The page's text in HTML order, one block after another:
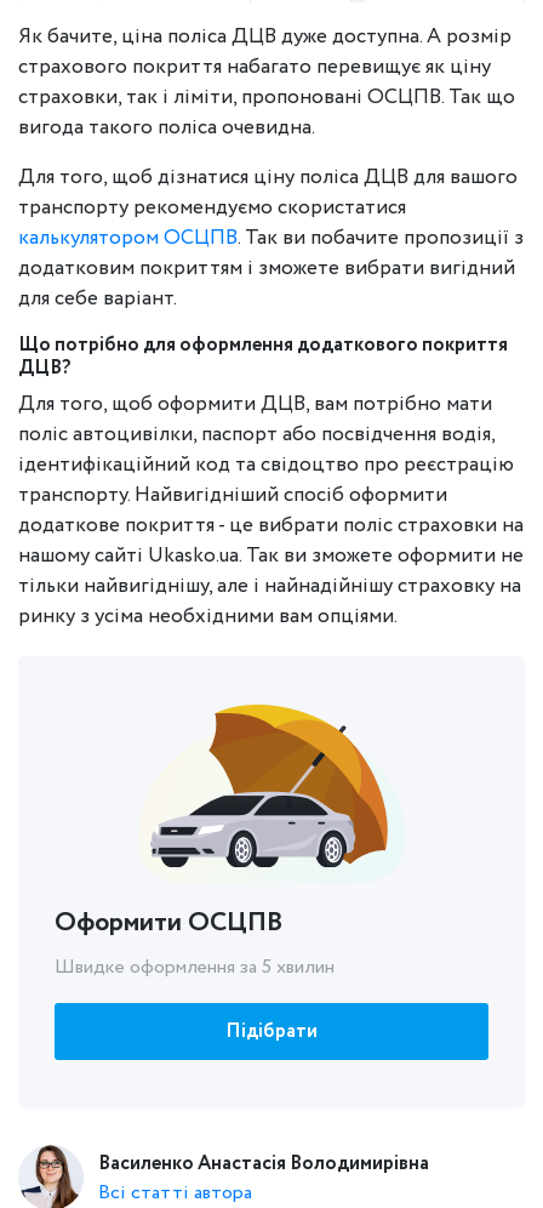
Як бачите, ціна поліса ДЦВ дуже доступна. А розмір
страхового покриття набагато перевищує як ціну
страховки, так і ліміти, пропоновані ОСЦПВ. Так що
вигода такого поліса очевидна.
Для того, щоб дізнатися ціну поліса ДЦВ для вашого
транспорту рекомендуємо скористатися
калькулятором ОСЦПВ. Так ви побачите пропозиції з
додатковим покриттям і зможете вибрати вигідний
для себе варіант.
Що потрібно для оформлення додаткового покриття
ДЦВ?
Для того, щоб оформити ДЦВ, вам потрібно мати
поліс автоцивілки, паспорт або посвідчення водія,
ідентифікаційний код та свідоцтво про реєстрацію
транспорту. Найвигідніший спосіб оформити
додаткове покриття - це вибрати поліс страховки на
нашому сайті Ukasko.ua. Так ви зможете оформити не
тільки найвигіднішу, але і найнадійнішу страховку на
ринку з усіма необхідними вам опціями.
Оформити ОСЦПВ
Швидке оформлення за 5 хвилин
Підібрати
Василенко Анастасія Володимирівна
Всі статті автора